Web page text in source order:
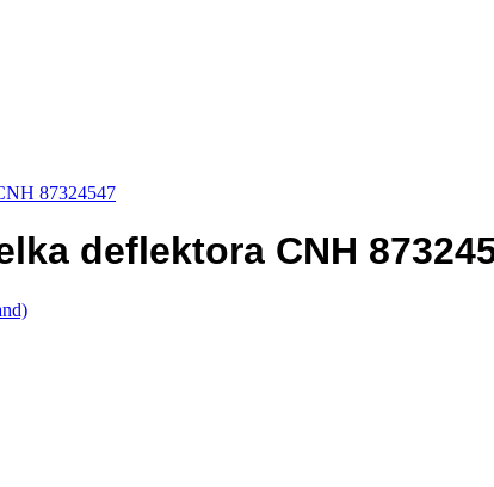
87324547
deflektora CNH